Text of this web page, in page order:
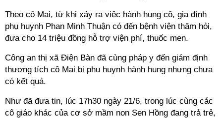
Theo cô Mai, từ khi xảy ra việc hành hung cô, gia đình
phụ huynh Phan Minh Thuận có đến bệnh viện thăm hỏi,
đưa cho 14 triệu đồng hỗ trợ viện phí, thuốc men.
Công an thị xã Điện Bàn đã cùng pháp y đến giám định
thương tích cô Mai bị phụ huynh hành hung nhưng chưa
có kết quả.
Như đã đưa tin, lúc 17h30 ngày 21/6, trong lúc cùng các
cô giáo khác của cơ sở mầm non Sen Hồng đang trả trẻ,